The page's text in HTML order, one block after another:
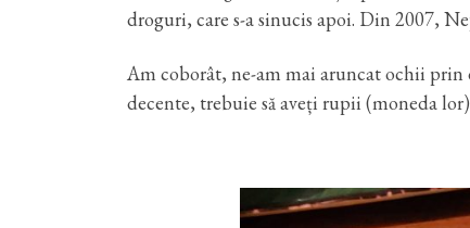
droguri, care s-a sinucis apoi. Din 2007,
Am coborât, ne-am mai aruncat ochii prin
decente, trebuie să aveți rupii (moneda